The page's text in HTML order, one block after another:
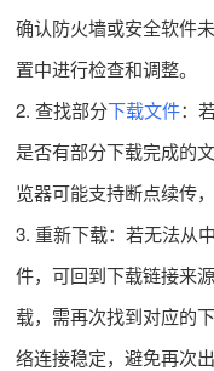
确认防火墙或安全软件
置中进行检查和调整。
2. 查找部分下载文件：
是否有部分下载完成的
览器可能支持断点续传
3. 重新下载：若无法从
件，可回到下载链接来
载，需再次找到对应的
络连接稳定，避免再次出